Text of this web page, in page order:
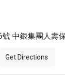
中銀集團人壽
Get Directions